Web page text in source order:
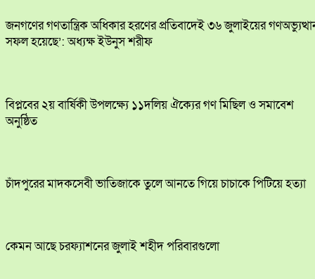
জনগণের গণতান্ত্রিক অধিকার হরণের প্রতিবাদেই ৩৬ জুলাইয়ের
সফল হয়েছে’: অধ্যক্ষ ইউনুস শরীফ
বিপ্লবের ২য় বার্ষিকী উপলক্ষ্যে ১১দলিয় ঐক্যের গণ মিছিল ও সমাবেশ
অনুষ্ঠিত
চাঁদপুরের মাদকসেবী ভাতিজাকে তুলে আনতে গিয়ে চাচাকে পিটিয়ে হত্যা
কেমন আছে চরফ্যাশনের জুলাই শহীদ পরিবারগুলো